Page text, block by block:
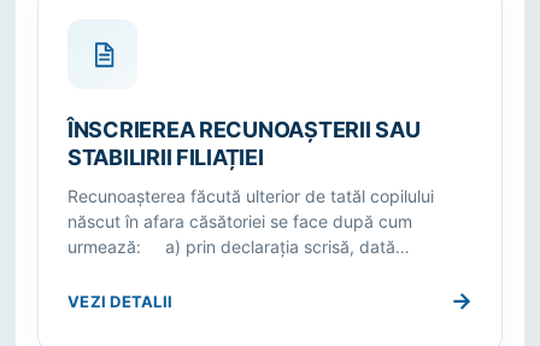
ÎNSCRIEREA RECUNOAȘTERII SAU
STABILIRII FILIAȚIEI
Recunoaşterea făcută ulterior de tatăl copilului
născut în afara căsătoriei se face după cum
urmează: a) prin declaraţia scrisă, dată…
VEZI DETALII →